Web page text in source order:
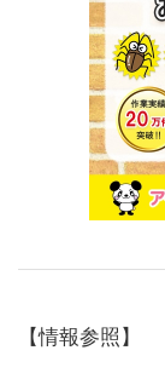
【情報参照】